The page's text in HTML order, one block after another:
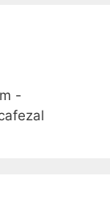
-